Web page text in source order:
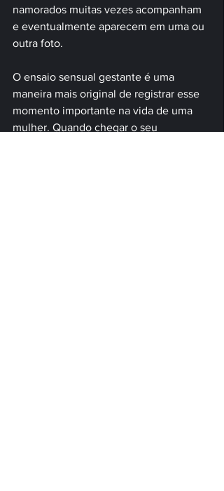
namorados muitas vezes acompanham
e eventualmente aparecem em uma ou
outra foto.
O ensaio sensual gestante é uma
maneira mais original de registrar esse
momento importante na vida de uma
mulher. Quando chegar o seu